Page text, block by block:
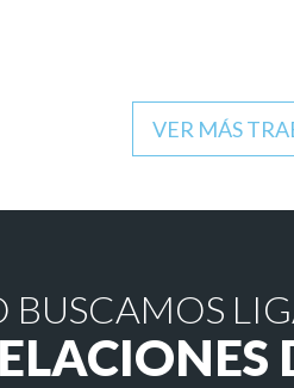
VER MÁS
BUSCAMOS